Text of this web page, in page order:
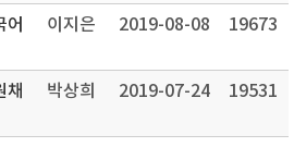
어
이지은 2019-08-08 19673
채
박상희 2019-07-24 19531